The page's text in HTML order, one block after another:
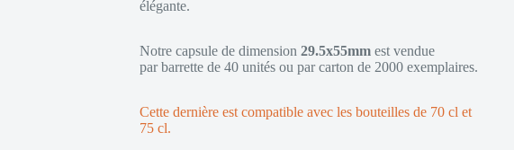
élégante.
Notre capsule de dimension 29.5x55mm est vendue
par barrette de 40 unités ou par carton de 2000 exemplaires.
Cette dernière est compatible avec les bouteilles de 70 cl et
75 cl.